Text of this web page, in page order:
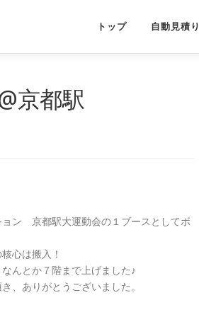
トップ 自動見積り
京都駅
ン 京都駅大運動会の１ブースとしてボ
心は搬入！
んとか７階まで上げました♪
、ありがとうございました。